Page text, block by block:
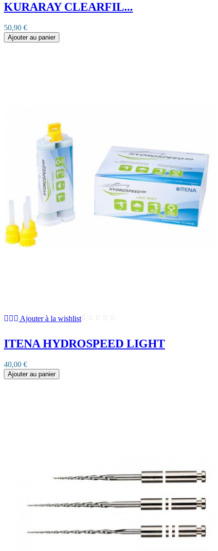
KURARAY CLEARFIL...
50,90 €
Ajouter au panier
Ajouter à la wishlist
ITENA HYDROSPEED LIGHT
40,00 €
Ajouter au panier